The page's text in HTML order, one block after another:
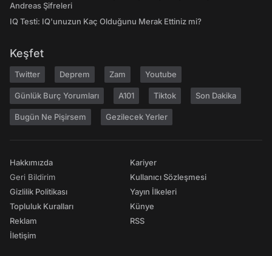
Andreas Şifreleri
IQ Testi: IQ'unuzun Kaç Olduğunu Merak Ettiniz mi?
Keşfet
Twitter Deprem Zam Youtube
Günlük Burç Yorumları A101 Tiktok Son Dakika
Bugün Ne Pişirsem Gezilecek Yerler
Hakkımızda
Geri Bildirim
Gizlilik Politikası
Topluluk Kuralları
Reklam
İletişim
Kariyer
Kullanıcı Sözleşmesi
Yayın İlkeleri
Künye
RSS